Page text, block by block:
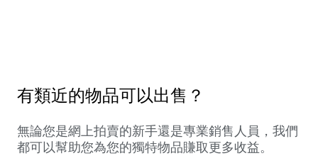
有類近的物品可以出售？
無論您是網上拍賣的新手還是專業銷售人員，我們
都可以幫助您為您的獨特物品賺取更多收益。